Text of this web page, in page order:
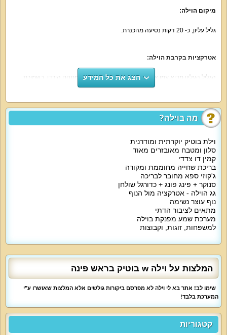
מה בוילה?
וילת בוטיק יוקרתית ומודרנית
סלון ומטבח מאובזרים מאוד
קמין דו צדדי
בריכת שחייה מחוממת ומקורה
ג'קוזי ספא מחובר לבריכה
סנוקר + פינג פונג + כדורגל שולחן
גג הוילה - אטרקציה מול הנוף
נוף עוצר נשימה
מתאים לציבור הדתי
מערכת שמע מפנקת בוילה
למשפחות, זוגות, וקבוצות
מיקום הוילה:
גליל עליון, כ- 20 דקות נסיעה מהכנרת.
אטרקציות בקרבת הוילה:
הגליל העליון מביא עמו אטרקציות רבות בחופי הכנרת, במתחם הירדן, בשמורת
הטבע אגמון החולה, בגן גורו ובעשרות מסעדות כפריות המציעות ארוחות בוקר,
נוף חיצוני:
וילה דאבליו בוטיק משקיפה על חופי הכנרת היפים, מתוך מתחם הגג תוכלו להשקיף
גם על אזור החרמון.
על קצה המזלג:
סטנדרטים גבוהים מאוד של איכות מאפיינים את וילה דאבליו בוטיק , סוויטות
האירוח מפוארות והמתחם כולו מעוצב בקפידה. חופשת היוקרה שלכם מתחילה כאן.
מה הוילה כוללת:
יוקרתי עם מיטה זוגית קינג סייז, אמבט ג'קוזי זוגי, חדר רחצה, מיזוג אוויר, מטבחון
מאובזר עם מקרר גדול, תמי 4, אספרסו, כיריים ועוד.
אטרקציות מיוחדות בוילה:
מהסוויטות המפוארות, בבריכה הפרטית בחצר ובמתחם גג עם פינות ישיבה ושיזוף.
הצג את כל המידע
המלצות על וילה w בוטיק בראש פינה
שימו לב! אתר בא לי וילה לא מפרסם ביקורות גולשים אלא המלצות שאושרו ע"י
המערכת בלבד!
קטגוריות